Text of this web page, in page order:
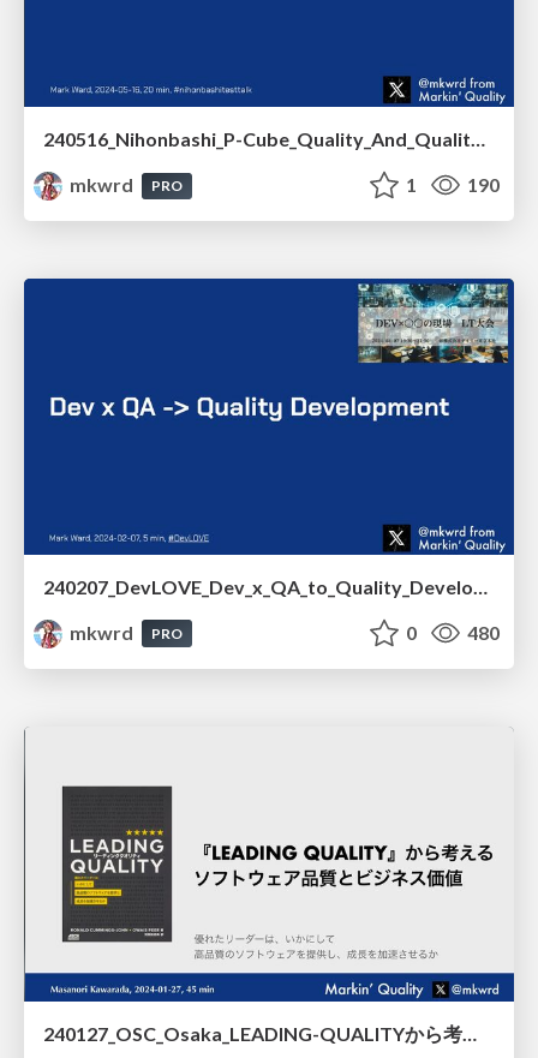
240516_Nihonbashi_P-Cube_Quality_And_Quality_Culture_Cultivation_Cycle
mkwrd
PRO 1 190
mkwrd
PRO 0 480
240127_OSC_Osaka_LEADING-QUALITYから考えるソフトウェア品質とビジネス価値 /240127_OSC_Osaka_Software_Quality_and_Business_Value_Based_on_LEADING_QUALITY